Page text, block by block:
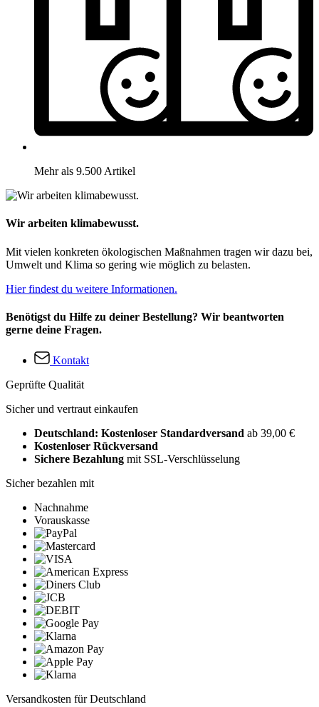
Mehr als 9.500 Artikel
Wir arbeiten klimabewusst.
Mit vielen konkreten ökologischen Maßnahmen tragen wir dazu bei,
Umwelt und Klima so gering wie möglich zu belasten.
Hier findest du weitere Informationen.
Benötigst du Hilfe zu deiner Bestellung? Wir beantworten
gerne deine Fragen.
Kontakt
Geprüfte Qualität
Sicher und vertraut einkaufen
Deutschland: Kostenloser Standardversand ab 39,00 €
Kostenloser Rückversand
Sichere Bezahlung mit SSL-Verschlüsselung
Sicher bezahlen mit
Nachnahme
Vorauskasse
Versandkosten für Deutschland